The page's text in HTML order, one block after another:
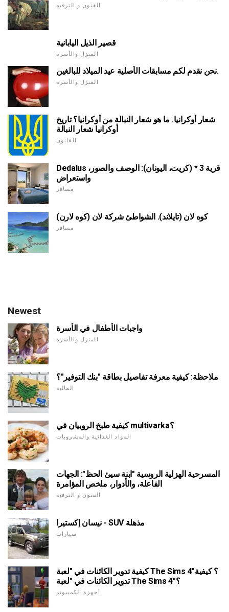
الفنون و الترفيه
قصير الذيل اليابانية
المنزل والأسرة
نحن نقدم لكم مسابقات الأصلية عيد الميلاد للبالغين.
المنزل والأسرة
شعار أوكرانيا. ما هو شعار النبالة من أوكرانيا؟ تاريخ
أوكرانيا شعار النبالة
القانون
Dedalus قرية 3 * (كريت، اليونان): الوصف والصور،
واستعراض
مسافر
كوه لان (تايلاند). الشواطئ شركة لان (كوه لارن)
مسافر
Newest
واجبات الأطفال في الأسرة
المنزل والأسرة
ملاحظة: كيفية معرفة تفاصيل بطاقة "بنك التوفير"؟
المالية
كيفية طبخ الروبيان في multivarka؟
المواد الغذائية والمشروبات
المسرحية الهزلية الروسية "ابنة سيئ الحظ": الجهات
الفاعلة، والأدوار، ملخص المؤامرة
الفنون و الترفيه
نيسان إكستيرا - SUV مذهلة
سيارات
كيفية تدوير الكائنات في "لعبة The Sims 4"؟ كيفية
تدوير الكائنات في "لعبة The Sims 4"؟
أجهزة الكمبيوتر